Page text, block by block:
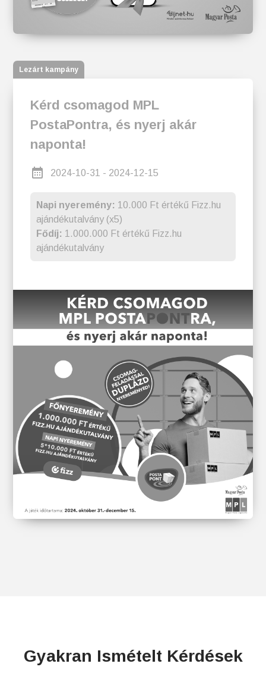
Lezárt kampány
Kérd csomagod MPL
PostaPontra, és nyerj akár
naponta!
2024-10-31 - 2024-12-15
Napi nyeremény: 10.000 Ft értékű Fizz.hu
ajándékutalvány (x5)
Fődíj: 1.000.000 Ft értékű Fizz.hu
ajándékutalvány
Gyakran Ismételt Kérdések